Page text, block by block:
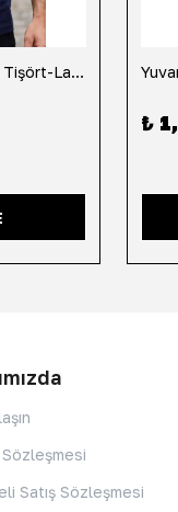
Yuvarlak Yaka Yazı Detaylı Tişört-Lacivert
₺
Satış Sözleşmesi